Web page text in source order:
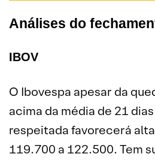
Análises do
IBOV
O Ibovespa apesar da
acima da média de 21
respeitada favorecerá
119.700 a 122.500. Tem